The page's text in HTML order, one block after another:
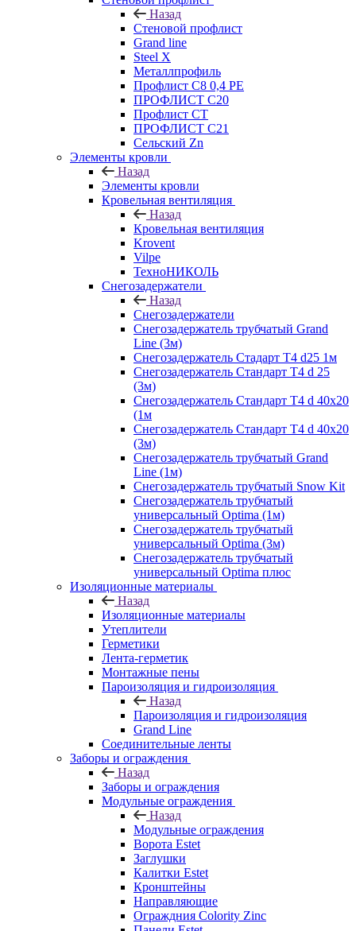
Назад
Стеновой профлист
Grand line
Steel X
Металлпрофиль
Профлист С8 0,4 РЕ
ПРОФЛИСТ С20
Профлист СТ
ПРОФЛИСТ С21
Сельский Zn
Элементы кровли
Назад
Элементы кровли
Кровельная вентиляция
Назад
Кровельная вентиляция
Krovent
Vilpe
ТехноНИКОЛЬ
Снегозадержатели
Назад
Снегозадержатели
Снегозадержатель трубчатый Grand
Line (3м)
Снегозадержатель Стадарт Т4 d25 1м
Снегозадержатель Стандарт Т4 d 25
(3м)
Снегозадержатель Стандарт Т4 d 40х20
(1м
Снегозадержатель Стандарт Т4 d 40х20
(3м)
Снегозадержатель трубчатый Grand
Line (1м)
Снегозадержатель трубчатый Snow Kit
Снегозадержатель трубчатый
универсальный Optima (1м)
Снегозадержатель трубчатый
универсальный Optima (3м)
Снегозадержатель трубчатый
универсальный Optima плюс
Изоляционные материалы
Назад
Изоляционные материалы
Утеплители
Герметики
Лента-герметик
Монтажные пены
Пароизоляция и гидроизоляция
Назад
Пароизоляция и гидроизоляция
Grand Line
Соединительные ленты
Заборы и ограждения
Назад
Заборы и ограждения
Модульные ограждения
Назад
Модульные ограждения
Ворота Estet
Заглушки
Калитки Estet
Кронштейны
Направляющие
Ограждния Colority Zinc